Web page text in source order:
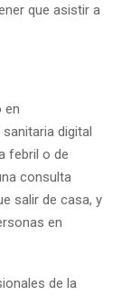
que asistir a
en
digital
febril o de
consulta
salir de casa, y
en
de la